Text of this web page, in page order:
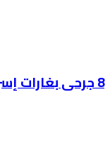
8 جرحى بغارات إسرائيلية على جنوب لبنان